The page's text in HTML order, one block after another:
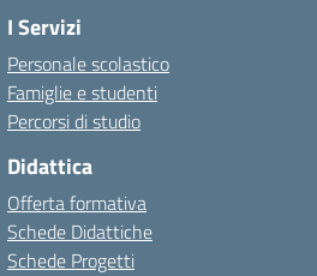
I Servizi
Personale scolastico
Famiglie e studenti
Percorsi di studio
Didattica
Offerta formativa
Schede Didattiche
Schede Progetti